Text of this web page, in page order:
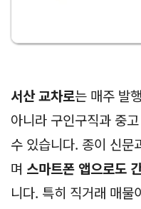
서산 교차로는 매주 발
아니라 구인구직과 중
수 있습니다. 종이 신문
며 스마트폰 앱으로도
니다. 특히 직거래 매물